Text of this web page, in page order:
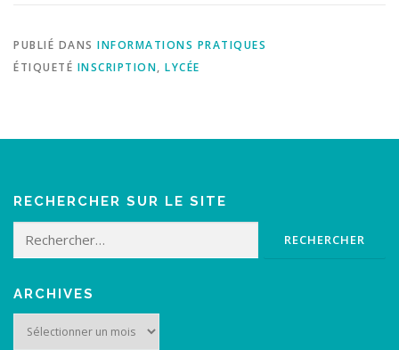
PUBLIÉ DANS INFORMATIONS PRATIQUES
ÉTIQUETÉ INSCRIPTION, LYCÉE
RECHERCHER SUR LE SITE
Rechercher :
ARCHIVES
Archives